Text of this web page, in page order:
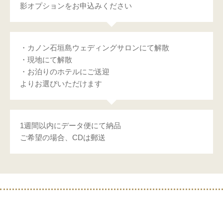
影オプションをお申込みください
・カノン石垣島ウェディングサロンにて解散
・現地にて解散
・お泊りのホテルにご送迎
よりお選びいただけます
1週間以内にデータ便にて納品
ご希望の場合、CDは郵送